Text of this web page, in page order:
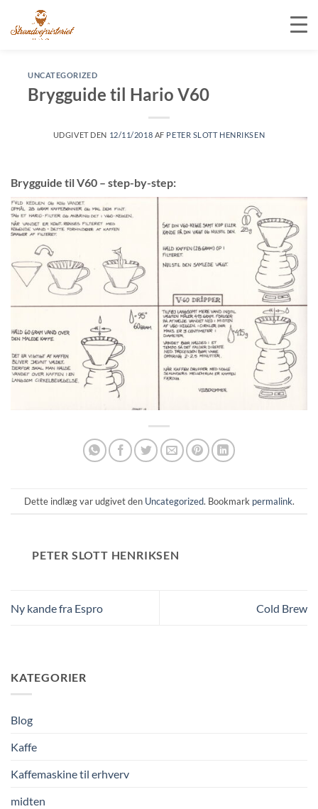
indhold
UNCATEGORIZED
Brygguide til Hario V60
UDGIVET DEN 12/11/2018 AF PETER SLOTT HENRIKSEN
Brygguide til V60 – step-by-step:
Dette indlæg var udgivet den Uncategorized. Bookmark permalink.
PETER SLOTT HENRIKSEN
Ny kande fra Espro Cold Brew
KATEGORIER
Blog
Kaffe
Kaffemaskine til erhverv
midten